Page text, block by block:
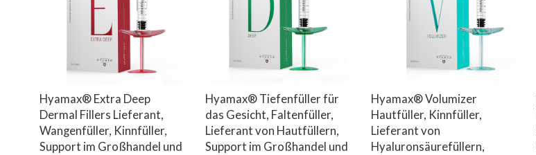
Hyamax® Extra Deep
Dermal Fillers Lieferant,
Wangenfüller, Kinnfüller,
Support im Großhandel und
Hyamax® Tiefenfüller für
das Gesicht, Faltenfüller,
Lieferant von Hautfüllern,
Support im Großhandel und
Hyamax® Volumizer
Hautfüller, Kinnfüller,
Lieferant von
Hyaluronsäurefüllern,